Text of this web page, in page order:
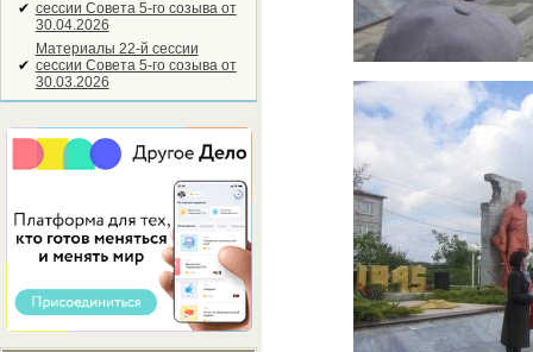
✔ сессии Совета 5-го созыва от
30.04.2026
✔
Материалы 22-й сессии
сессии Совета 5-го созыва от
30.03.2026